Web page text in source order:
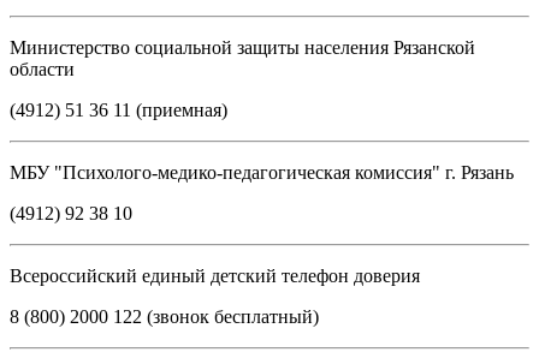
Министерство социальной защиты населения Рязанской
области
(4912) 51 36 11 (приемная)
МБУ "Психолого-медико-педагогическая комиссия" г. Рязань
(4912) 92 38 10
Всероссийский единый детский телефон доверия
8 (800) 2000 122 (звонок бесплатный)